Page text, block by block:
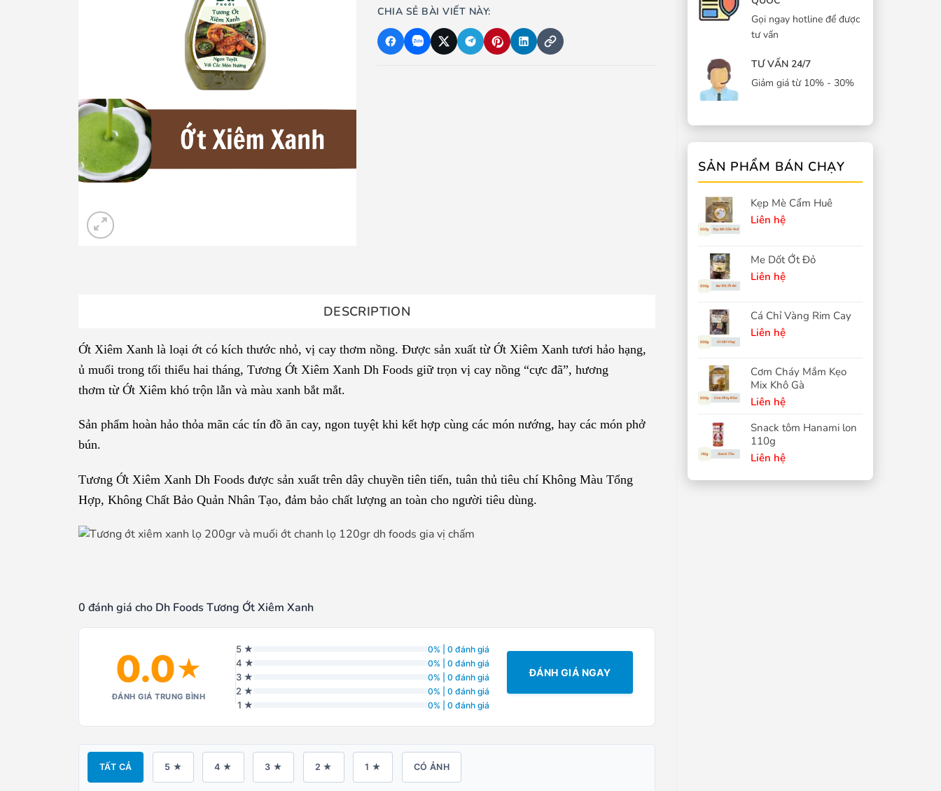
Gọi ngay hotline để được
tư vấn
TƯ VẤN 24/7
Giảm giá từ 10% - 30%
SẢN PHẨM BÁN CHẠY
Kẹp Mè Cẩm Huê
Liên hệ
Me Dốt Ớt Đỏ
Liên hệ
Cá Chỉ Vàng Rim Cay
Liên hệ
Cơm Cháy Mắm Kẹo
Mix Khô Gà
Liên hệ
Snack tôm Hanami lon
110g
Liên hệ
CHIA SẺ BÀI VIẾT NÀY:
DESCRIPTION
Ớt Xiêm Xanh là loại ớt có kích thước nhỏ, vị cay thơm nồng. Được sản xuất từ Ớt Xiêm Xanh tươi hảo hạng,
ủ muối trong tối thiểu hai tháng, Tương Ớt Xiêm Xanh Dh Foods giữ trọn vị cay nồng “cực đã”, hương
thơm từ Ớt Xiêm khó trộn lẫn và màu xanh bắt mắt.
Sản phẩm hoàn hảo thỏa mãn các tín đồ ăn cay, ngon tuyệt khi kết hợp cùng các món nướng, hay các món phở
bún.
Tương Ớt Xiêm Xanh Dh Foods được sản xuất trên dây chuyền tiên tiến, tuân thủ tiêu chí Không Màu Tổng
Hợp, Không Chất Bảo Quản Nhân Tạo, đảm bảo chất lượng an toàn cho người tiêu dùng.
0 đánh giá cho Dh Foods Tương Ớt Xiêm Xanh
0.0★
ĐÁNH GIÁ TRUNG BÌNH
5 ★ 0% | 0 đánh giá
4 ★ 0% | 0 đánh giá
3 ★ 0% | 0 đánh giá
2 ★ 0% | 0 đánh giá
1 ★ 0% | 0 đánh giá
ĐÁNH GIÁ NGAY
TẤT CẢ 5 ★ 4 ★ 3 ★ 2 ★ 1 ★ CÓ ẢNH